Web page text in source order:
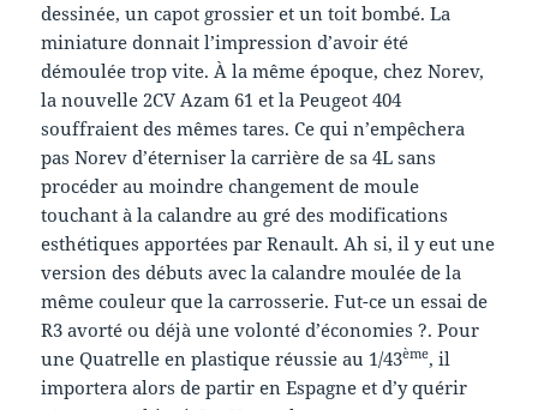
dessinée, un capot grossier et un toit bombé. La
miniature donnait l’impression d’avoir été
démoulée trop vite. À la même époque, chez Norev,
la nouvelle 2CV Azam 61 et la Peugeot 404
souffraient des mêmes tares. Ce qui n’empêchera
pas Norev d’éterniser la carrière de sa 4L sans
procéder au moindre changement de moule
touchant à la calandre au gré des modifications
esthétiques apportées par Renault. Ah si, il y eut une
version des débuts avec la calandre moulée de la
même couleur que la carrosserie. Fut-ce un essai de
R3 avorté ou déjà une volonté d’économies ?. Pour
une Quatrelle en plastique réussie au 1/43ème, il
importera alors de partir en Espagne et d’y quérir